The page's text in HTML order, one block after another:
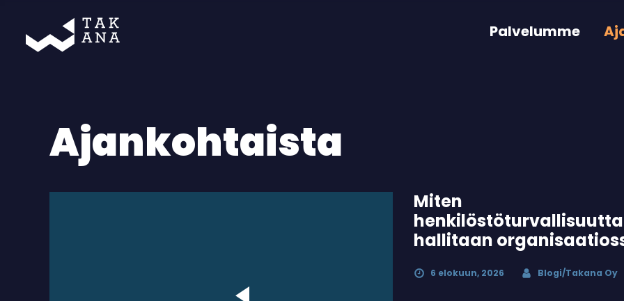
Palvelumme
Ajankohtaista
Miten
henkilöstöturvallisuutta
hallitaan
6 elokuun, 2026 Blogi/Takana Oy